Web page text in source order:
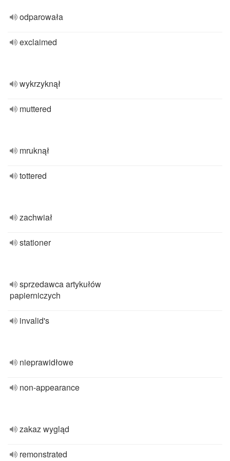
odparowała
exclaimed
wykrzyknął
muttered
mruknął
tottered
zachwiał
stationer
sprzedawca artykułów
papierniczych
invalid's
nieprawidłowe
non-appearance
zakaz wygląd
remonstrated